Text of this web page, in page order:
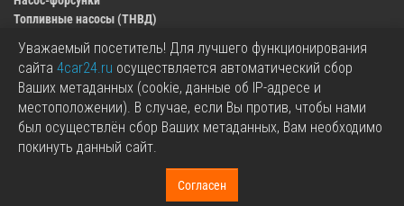
Топливные насосы (ТНВД)
Изображения деталей, представленных в каталоге на сайте, могут отличаться от
оригиналов.
Информация о цене запчасти, указанная в каталоге на сайте, может отличаться от
фактической к моменту оформления заказа.
Все используемые товарные знаки являются собственностью их владельцев.
Названия марок, бренды и логотипы используются исключительно в
«4car24.ru - топливная аппаратура» © 2017 - 2026
+7 499 350-15-24
Уважаемый посетитель! Для лучшего функционирования
сайта 4car24.ru осуществляется автоматический сбор
Ваших метаданных (cookie, данные об IP-адресе и
местоположении). В случае, если Вы против, чтобы нами
был осуществлён сбор Ваших метаданных, Вам необходимо
покинуть данный сайт.
Согласен